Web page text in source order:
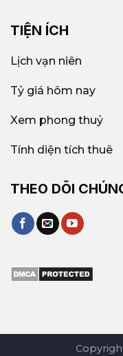
TIỆN ÍCH
Lịch vạn niên
Tỷ giá hôm nay
Xem phong thuỷ
Tính diện tích thuê
THEO DÕI